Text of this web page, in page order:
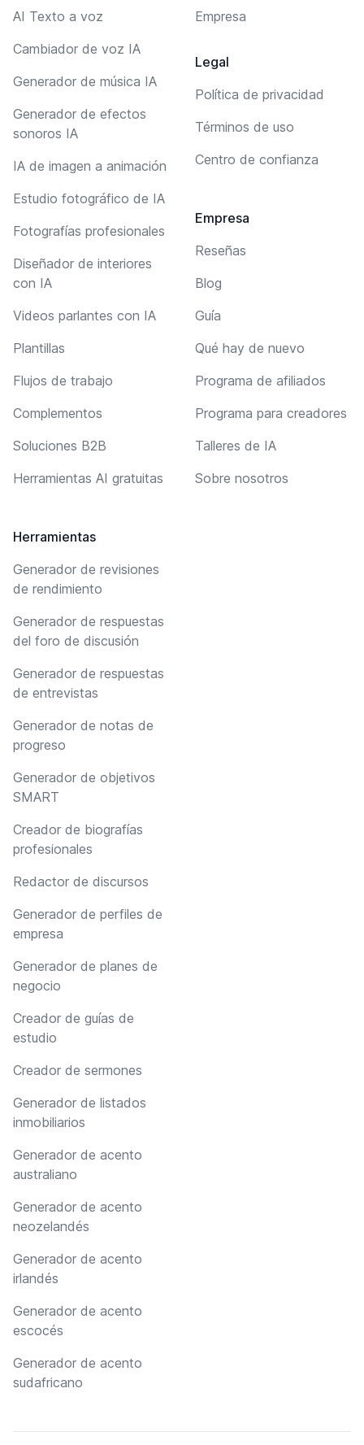
AI Texto a voz
Cambiador de voz IA
Generador de música IA
Generador de efectos
sonoros IA
IA de imagen a animación
Estudio fotográfico de IA
Fotografías profesionales
Diseñador de interiores
con IA
Videos parlantes con IA
Plantillas
Flujos de trabajo
Complementos
Soluciones B2B
Herramientas AI gratuitas
Herramientas
Generador de revisiones
de rendimiento
Generador de respuestas
del foro de discusión
Generador de respuestas
de entrevistas
Generador de notas de
progreso
Generador de objetivos
SMART
Creador de biografías
profesionales
Redactor de discursos
Generador de perfiles de
empresa
Generador de planes de
negocio
Creador de guías de
estudio
Creador de sermones
Generador de listados
inmobiliarios
Generador de acento
australiano
Generador de acento
neozelandés
Generador de acento
irlandés
Generador de acento
escocés
Generador de acento
sudafricano
Empresa
Legal
Política de privacidad
Términos de uso
Centro de confianza
Empresa
Reseñas
Blog
Guía
Qué hay de nuevo
Programa de afiliados
Programa para creadores
Talleres de IA
Sobre nosotros